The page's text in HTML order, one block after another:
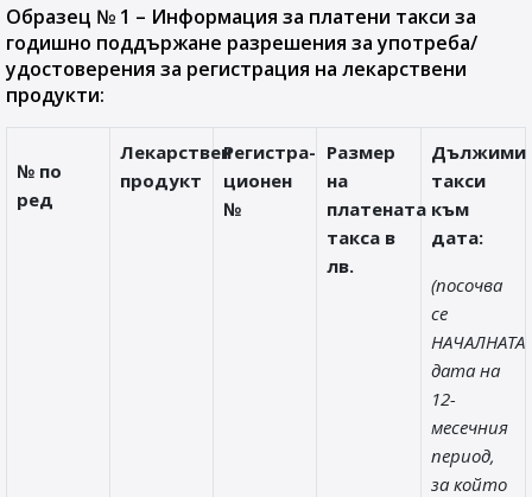
Образец № 1 – Информация за платени такси за
годишно поддържане разрешения за употреба/
удостоверения за регистрация на лекарствени
продукти:
№ по
ред
Лекарствен
продукт
Регистра-
ционен
№
Размер
на
платената
такса в
лв.
Дължими
такси
към
дата:
(посочва
се
НАЧАЛНАТА
дата на
12-
месечния
период,
за който